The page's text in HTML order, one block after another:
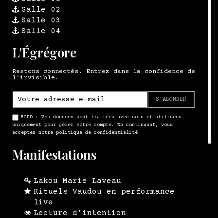
Salle 02
Salle 03
Salle 04
L'Égrégore
Restons connectés. Entrez dans la confidence de
l'invisible.
S’ABONNER
RGPD : Vos données sont traitées avec soin et utilisées
uniquement pour gérer votre compte. En continuant, vous
acceptez notre politique de confidentialité.
Manifestations
Lakou Marie Laveau
Rituels Vaudou en performance
live
Lecture d'intention